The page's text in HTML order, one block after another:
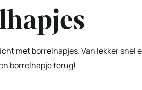
ontbijt bijgerechten
lunch hoofdgerechten
borrelhapjes
met borrelhapjes. Van lekker snel
borrelhapje terug!